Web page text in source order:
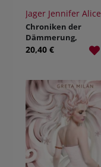
Jager Jennifer Alice
Chroniken der
Dämmerung,
Band 2:
20,40 €